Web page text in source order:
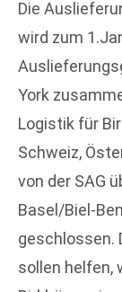
Die
wird zum
York
Logistik für
Schweiz,
von der SAG
Basel/Biel-
geschlossen.
sollen helfen,